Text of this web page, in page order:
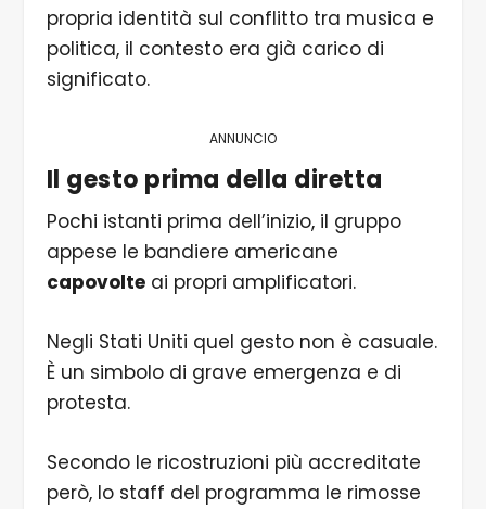
propria identità sul conflitto tra musica e
politica, il contesto era già carico di
significato.
ANNUNCIO
Il gesto prima della diretta
Pochi istanti prima dell’inizio, il gruppo
appese le bandiere americane
capovolteai propri amplificatori.
Negli Stati Uniti quel gesto non è casuale.
È un simbolo di grave emergenza e di
protesta.
Secondo le ricostruzioni più accreditate
però, lo staff del programma le rimosse